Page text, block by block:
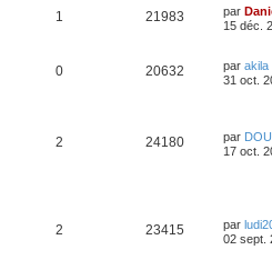
1 21983 par
15 déc.
0 20632 par akila
31 oct.
2 24180 par
17 oct.
2 23415 par
02 sept.